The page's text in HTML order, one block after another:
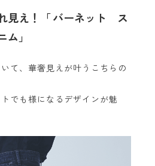
見え！「 バーネット ス
ム」
て、華奢見えが叶うこちらの
でも様になるデザインが魅